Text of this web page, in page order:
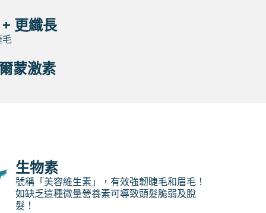
更纖長
蒙激素
生物素
號稱「美容維生素」，有效強韌睫毛和眉毛！
如缺乏這種微量營養素可導致頭髮脆弱及脫
髮！